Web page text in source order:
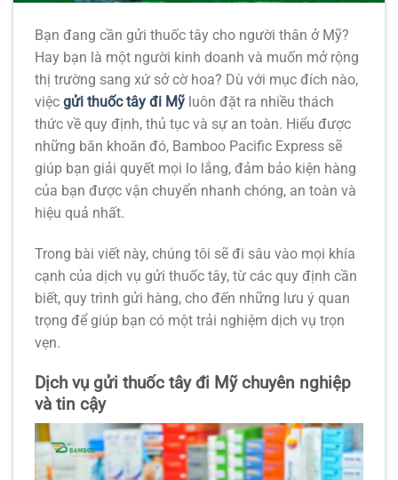
Bạn đang cần gửi thuốc tây cho người thân ở Mỹ?
Hay bạn là một người kinh doanh và muốn mở rộng
thị trường sang xứ sở cờ hoa? Dù với mục đích nào,
việc gửi thuốc tây đi Mỹ luôn đặt ra nhiều thách
thức về quy định, thủ tục và sự an toàn. Hiểu được
những băn khoăn đó, Bamboo Pacific Express sẽ
giúp bạn giải quyết mọi lo lắng, đảm bảo kiện hàng
của bạn được vận chuyển nhanh chóng, an toàn và
hiệu quả nhất.
Trong bài viết này, chúng tôi sẽ đi sâu vào mọi khía
cạnh của dịch vụ gửi thuốc tây, từ các quy định cần
biết, quy trình gửi hàng, cho đến những lưu ý quan
trọng để giúp bạn có một trải nghiệm dịch vụ trọn
vẹn.
Dịch vụ gửi thuốc tây đi Mỹ chuyên nghiệp
và tin cậy